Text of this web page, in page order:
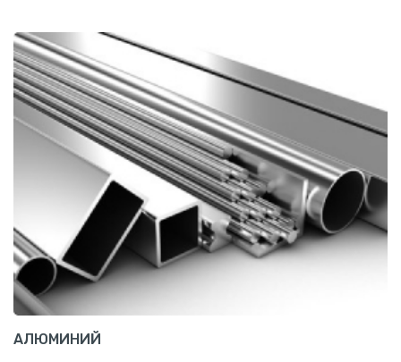
АЛЮМИНИЙ